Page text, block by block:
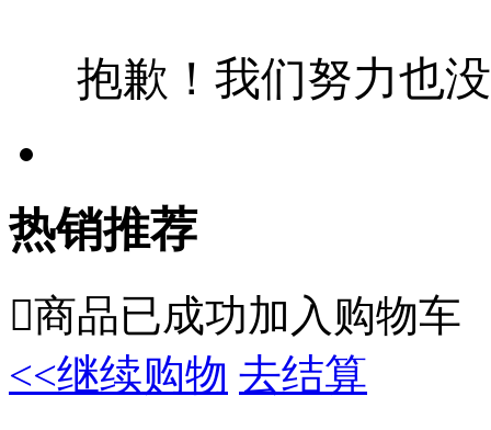
抱歉！我们努力也
热销推荐
商品已成功加入购物车
<<继续购物 去结算